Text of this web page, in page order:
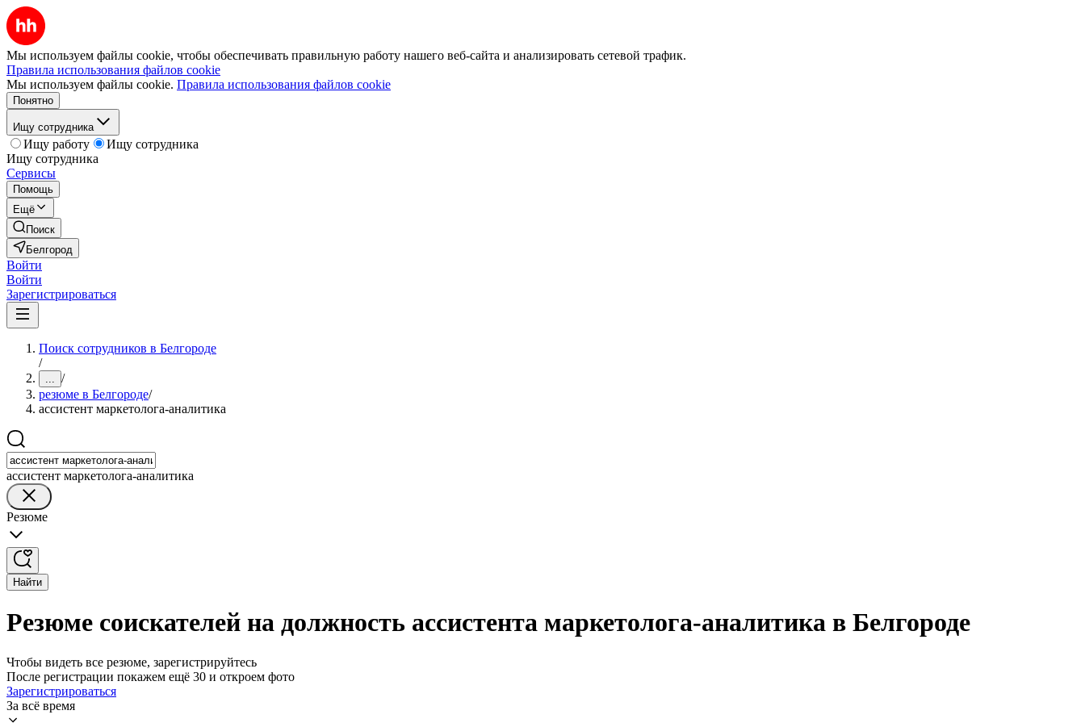
Мы используем файлы cookie, чтобы обеспечивать правильную работу нашего веб-сайта и анализировать сетевой трафик.
Правила использования файлов cookie
Мы используем файлы cookie. Правила использования файлов cookie
Понятно
Ищу сотрудника
Ищу работу
Ищу сотрудника
Ищу сотрудника
Сервисы
Помощь
Ещё
Поиск
Белгород
Войти
Войти
Зарегистрироваться
Поиск сотрудников в Белгороде
/
... /
резюме в Белгороде/
ассистент маркетолога-аналитика
ассистент маркетолога-аналитика
Резюме
Найти
Резюме соискателей на должность ассистента маркетолога-аналитика в Белгороде
Чтобы видеть все резюме, зарегистрируйтесь
После регистрации покажем ещё 30 и откроем фото
Зарегистрироваться
За всё время